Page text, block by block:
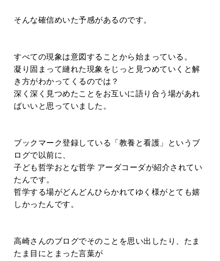
そんな確信めいた予感があるのです。
すべての現象は意図することから始まっている。
凝り固まって縺れた現象をじっと見つめていくと解
き方がわかってくるのでは？
深く深く見つめたことをお互いに語り合う場があれ
ばいいと思っていました。
ブックマーク登録している「教養と看護」というブ
ログで以前に、
子ども哲学おとな哲学 アーダコーダが紹介されてい
たんです。
哲学する場がどんどんひらかれてゆく様がとても嬉
しかったんです。
高崎さんのブログでそのことを思い出したり、たま
たま目にとまった言葉が